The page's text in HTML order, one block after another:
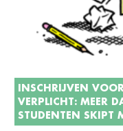
INSCHRIJVEN
VERPLICHT: MEER
STUDENTEN SKIPT